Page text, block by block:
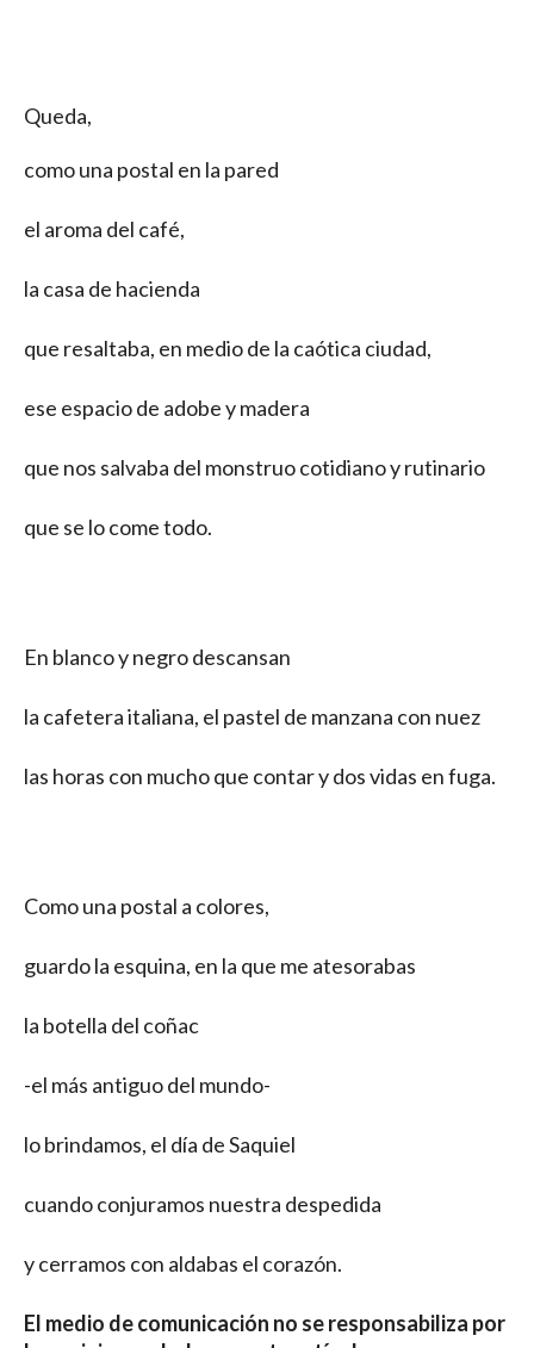
Queda,
como una postal en la pared
el aroma del café,
la casa de hacienda
que resaltaba, en medio de la caótica ciudad,
ese espacio de adobe y madera
que nos salvaba del monstruo cotidiano y rutinario
que se lo come todo.
En blanco y negro descansan
la cafetera italiana, el pastel de manzana con nuez
las horas con mucho que contar y dos vidas en fuga.
Como una postal a colores,
guardo la esquina, en la que me atesorabas
la botella del coñac
-el más antiguo del mundo-
lo brindamos, el día de Saquiel
cuando conjuramos nuestra despedida
y cerramos con aldabas el corazón.
El medio de comunicación no se responsabiliza por